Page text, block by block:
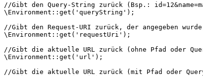
//Gibt den Query-String zurück (Bsp.:
\Environment::get( 'queryString' );
//Gibt den Request-URI zurück, der angegeben
\Environment::get( 'requestUri' );
//Gibt die aktuelle URL zurück (ohne Pfad oder
\Environment::get( 'url' );
//Gibt die aktuelle URL zurück (mit Pfad oder